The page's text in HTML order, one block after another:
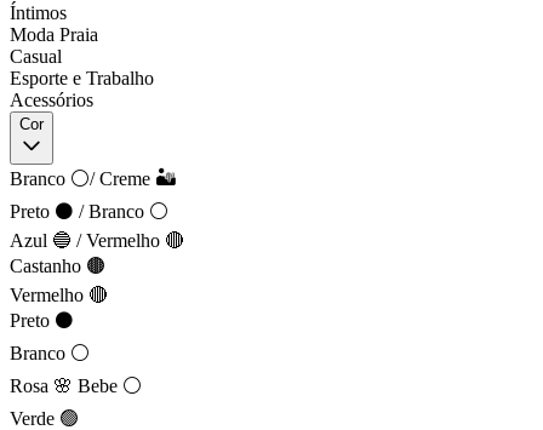
Íntimos
Moda Praia
Casual
Esporte e Trabalho
Acessórios
Cor
Branco ⚪/ Creme 🏜️
Preto ⚫ / Branco ⚪
Azul 🔵 / Vermelho 🔴
Castanho 🟤
Vermelho 🔴
Preto ⚫
Branco ⚪
Rosa 🌸 Bebe ⚪
Verde 🟢